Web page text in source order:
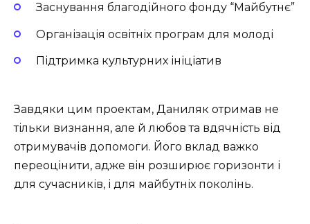
Заснування благодійного фонду “Майбутнє”
Організація освітніх програм для молоді
Підтримка культурних ініціатив
Завдяки цим проектам, Даниляк отримав не
тільки визнання, але й любов та вдячність від
отримувачів допомоги. Його вклад важко
переоцінити, адже він розширює горизонти і
для сучасників, і для майбутніх поколінь.